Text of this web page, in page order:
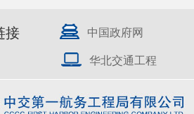
接 中国政府网
华北交通工程